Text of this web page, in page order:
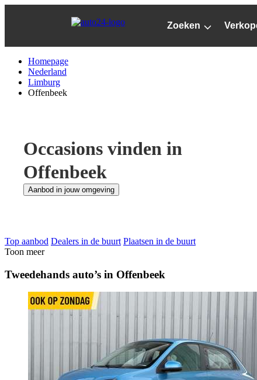
Zoeken
Homepage
Nederland
Limburg
Offenbeek
Occasions vinden in
Offenbeek
Aanbod in jouw omgeving
Top aanbod Dealers in de buurt Plaatsen in de buurt
Toon meer
Tweedehands auto’s in Offenbeek